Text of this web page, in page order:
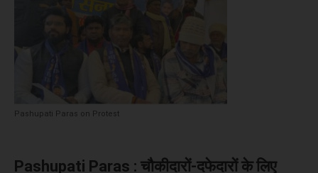
Pashupati Paras on Protest
Pashupati Paras : चौकीदारों-दफेदारों के लिए